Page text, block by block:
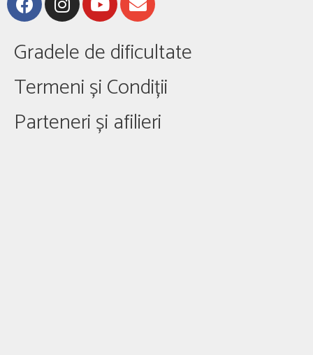
Gradele de dificultate
Termeni și Condiții
Parteneri și afilieri